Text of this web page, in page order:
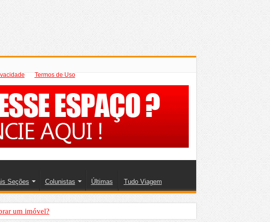
Termos de Uso
Seções Colunistas Últimas Tudo Viagem
um imóvel?